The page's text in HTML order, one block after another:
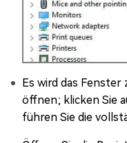
Es wird das Fenster
öffnen; klicken Sie
führen Sie die